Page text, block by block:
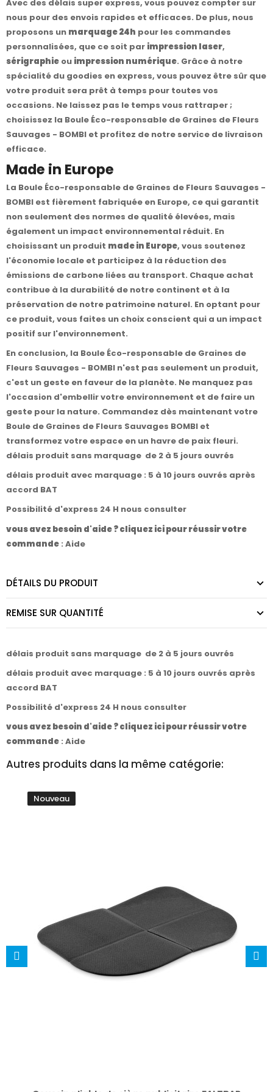
Avec des délais super express, vous pouvez compter sur
nous pour des envois rapides et efficaces. De plus, nous
proposons un marquage 24h pour les commandes
personnalisées, que ce soit par impression laser,
sérigraphie ou impression numérique. Grâce à notre
spécialité du goodies en express, vous pouvez être sûr que
votre produit sera prêt à temps pour toutes vos
occasions. Ne laissez pas le temps vous rattraper ;
choisissez la Boule Éco-responsable de Graines de Fleurs
Sauvages - BOMBI et profitez de notre service de livraison
efficace.
Made in Europe
La Boule Éco-responsable de Graines de Fleurs Sauvages -
BOMBI est fièrement fabriquée en Europe, ce qui garantit
non seulement des normes de qualité élevées, mais
également un impact environnemental réduit. En
choisissant un produit made in Europe, vous soutenez
l'économie locale et participez à la réduction des
émissions de carbone liées au transport. Chaque achat
contribue à la durabilité de notre continent et à la
préservation de notre patrimoine naturel. En optant pour
ce produit, vous faites un choix conscient qui a un impact
positif sur l'environnement.
En conclusion, la Boule Éco-responsable de Graines de
Fleurs Sauvages - BOMBI n'est pas seulement un produit,
c'est un geste en faveur de la planète. Ne manquez pas
l'occasion d'embellir votre environnement et de faire un
geste pour la nature. Commandez dès maintenant votre
Boule de Graines de Fleurs Sauvages BOMBI et
transformez votre espace en un havre de paix fleuri.
délais produit sans marquage de 2 à 5 jours ouvrés
délais produit avec marquage : 5 à 10 jours ouvrés après
accord BAT
Possibilité d'express 24 H nous consulter
vous avez besoin d'aide ? cliquez ici pour réussir votre
commande : Aide
DÉTAILS DU PRODUIT
REMISE SUR QUANTITÉ
délais produit sans marquage de 2 à 5 jours ouvrés
délais produit avec marquage : 5 à 10 jours ouvrés après
accord BAT
Possibilité d'express 24 H nous consulter
vous avez besoin d'aide ? cliquez ici pour réussir votre
commande : Aide
Autres produits dans la même catégorie:
Nouveau